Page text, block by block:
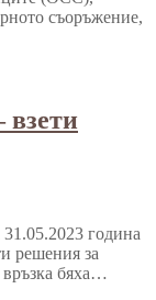
съоръжение,
взети
година
решения за
връзка бяха…